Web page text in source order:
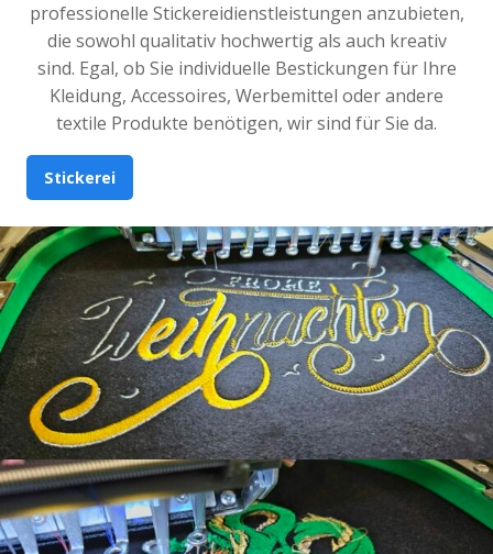
professionelle Stickereidienstleistungen anzubieten,
die sowohl qualitativ hochwertig als auch kreativ
sind. Egal, ob Sie individuelle Bestickungen für Ihre
Kleidung, Accessoires, Werbemittel oder andere
textile Produkte benötigen, wir sind für Sie da.
Stickerei